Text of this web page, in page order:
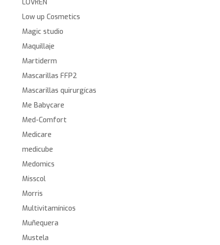
LOVREN
Low up Cosmetics
Magic studio
Maquillaje
Martiderm
Mascarillas FFP2
Mascarillas quirurgícas
Me Babycare
Med-Comfort
Medicare
medicube
Medomics
Misscol
Morris
Multivitamínicos
Muñequera
Mustela